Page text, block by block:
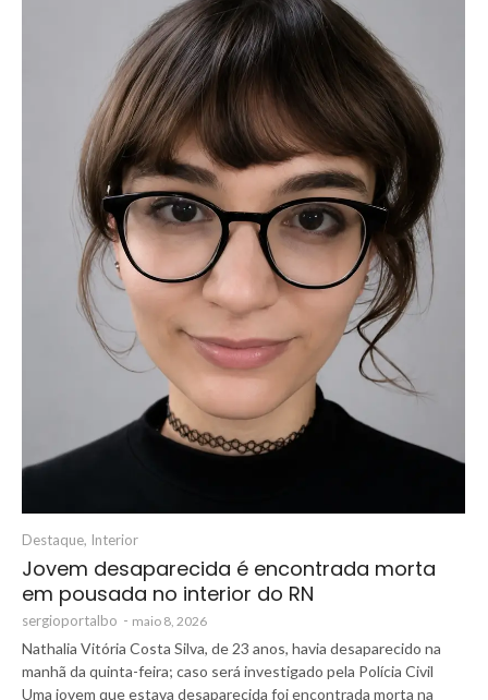
Destaque, Interior
Jovem desaparecida é encontrada morta
em pousada no interior do RN
sergioportalbo - maio 8, 2026
Nathalia Vitória Costa Silva, de 23 anos, havia desaparecido na
manhã da quinta-feira; caso será investigado pela Polícia Civil
Uma jovem que estava desaparecida foi encontrada morta na